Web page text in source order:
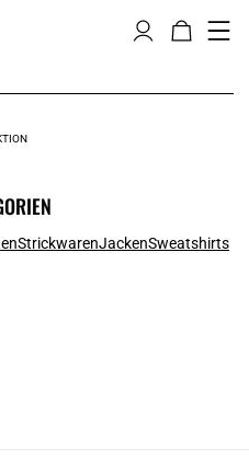
StrickwarenJackenSweatshirts